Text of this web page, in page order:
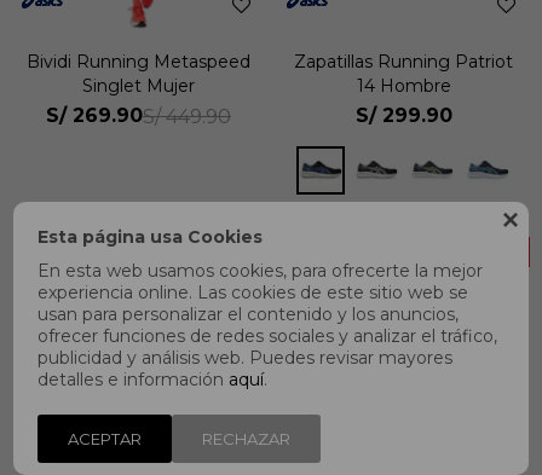

Esta página usa Cookies
En esta web usamos cookies, para ofrecerte la mejor
experiencia online. Las cookies de este sitio web se
usan para personalizar el contenido y los anuncios,
ofrecer funciones de redes sociales y analizar el tráfico,
publicidad y análisis web. Puedes revisar mayores
detalles e información aquí.
ACEPTAR RECHAZAR
Bividi Running Metaspeed
Singlet Mujer
S/ 269.90S/ 449.90
Zapatillas Running Patriot
14 Hombre
S/ 299.90